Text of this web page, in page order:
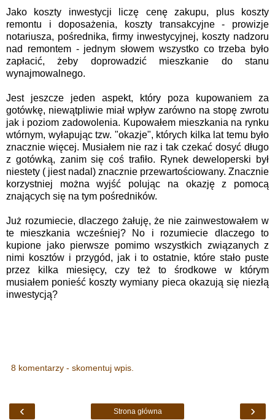
Jako koszty inwestycji liczę cenę zakupu, plus koszty
remontu i doposażenia, koszty transakcyjne - prowizje
notariusza, pośrednika, firmy inwestycyjnej, koszty nadzoru
nad remontem - jednym słowem wszystko co trzeba było
zapłacić, żeby doprowadzić mieszkanie do stanu
wynajmowalnego.
Jest jeszcze jeden aspekt, który poza kupowaniem za
gotówkę, niewątpliwie miał wpływ zarówno na stopę zwrotu
jak i poziom zadowolenia. Kupowałem mieszkania na rynku
wtórnym, wyłapując tzw. "okazje", których kilka lat temu było
znacznie więcej. Musiałem nie raz i tak czekać dosyć długo
z gotówką, zanim się coś trafiło. Rynek deweloperski był
niestety ( jiest nadal) znacznie przewartościowany. Znacznie
korzystniej można wyjść polując na okazję z pomocą
znających się na tym pośredników.
Już rozumiecie, dlaczego żałuję, że nie zainwestowałem w
te mieszkania wcześniej? No i rozumiecie dlaczego to
kupione jako pierwsze pomimo wszystkich związanych z
nimi kosztów i przygód, jak i to ostatnie, które stało puste
przez kilka miesięcy, czy też to środkowe w którym
musiałem ponieść koszty wymiany pieca okazują się niezłą
inwestycją?
8 komentarzy - skomentuj wpis.
‹ ›
Strona główna